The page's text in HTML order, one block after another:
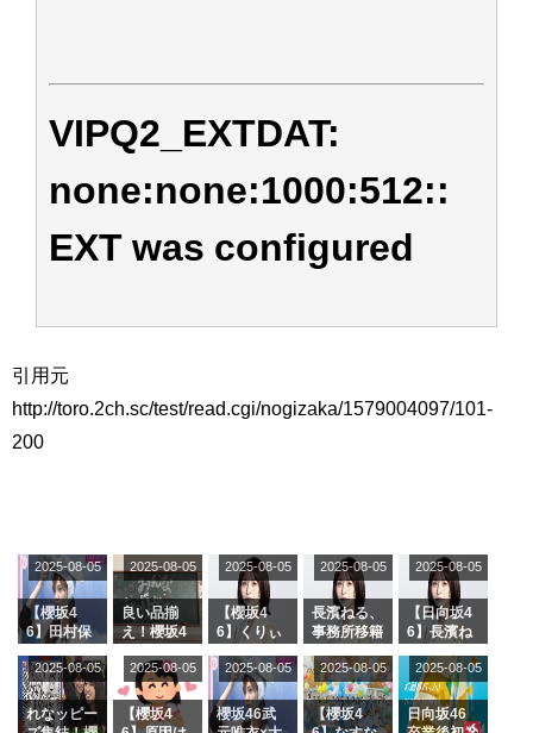
VIPQ2_EXTDAT:
none:none:1000:512::
EXT was configured
引用元
http://toro.2ch.sc/test/read.cgi/nogizaka/1579004097/101-
200
【櫻坂4
6】田村保
ージを脱い
でいた理由
2025-08-05
良い品揃
え！櫻坂4
グル『Mak
e or Brea
k』オフィ
シャルグッ
2025-08-05
【櫻坂4
6】くりぃ
の2人を手
玉に取る大
沼晶保【く
りぃむナン
2025-08-05
長濱ねる、
事務所移籍
属を発表
2025-08-05
【日向坂4
6】長濱ね
ら移籍しフ
ラーム所属
に。これで
事務所に所
2025-08-05
れなッピー
2025-08-05
【櫻坂4
2025-08-05
櫻坂46武
2025-08-05
【櫻坂4
2025-08-05
日向坂46
2025-08-05